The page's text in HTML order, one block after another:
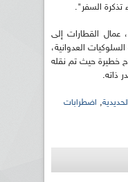
تذكرة السفر".
عمال القطارات إلى
العدوانية،
خطيرة حيث تم نقله
ذاته.
, اضطرابات